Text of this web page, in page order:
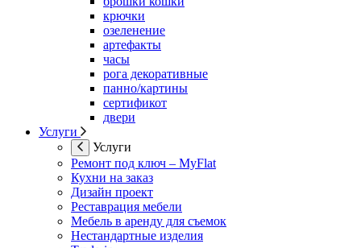
крючки
озеленение
артефакты
часы
рога декоративные
панно/картины
сертификот
двери
Услуги
Услуги
Ремонт под ключ – MyFlat
Кухни на заказ
Дизайн проект
Реставрация мебели
Мебель в аренду для съемок
Нестандартные изделия